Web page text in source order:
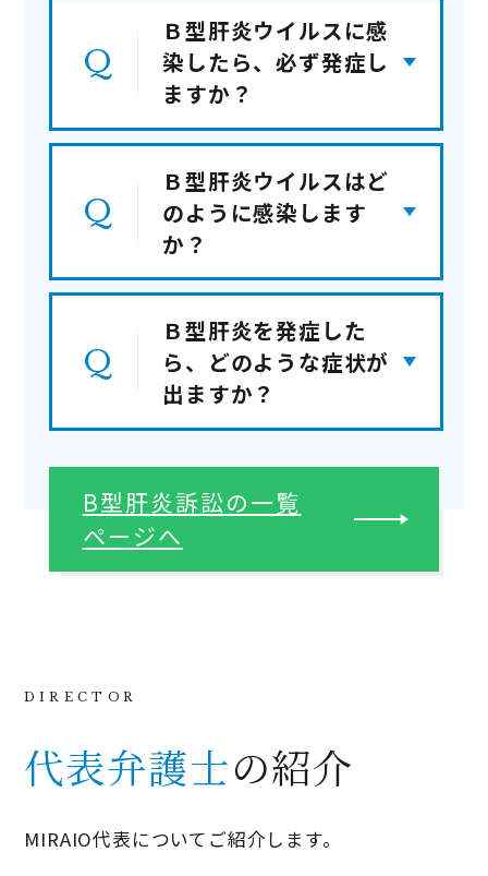
Ｂ型肝炎ウイルスに感
染したら、必ず発症し
ますか？
Ｂ型肝炎ウイルスはど
のように感染します
か？
性行為
握手
軽いキス
食器の共用
一緒に入浴する
Ｂ型肝炎を発症した
ら、どのような症状が
出ますか？
咽頭痛（のどの痛み）
食欲不振
吐き気・嘔吐
全身倦怠感
黄疸
（皮膚や白目などが黄色くなる
こと）
腹水…腹に水が溜まること
浮腫…手足や顔がむくむこと
から酸っぱい臭い）、姿勢（位置保
B型肝炎訴訟の一覧
ページへ
代表弁護士の紹介
MIRAIO代表についてご紹介します。